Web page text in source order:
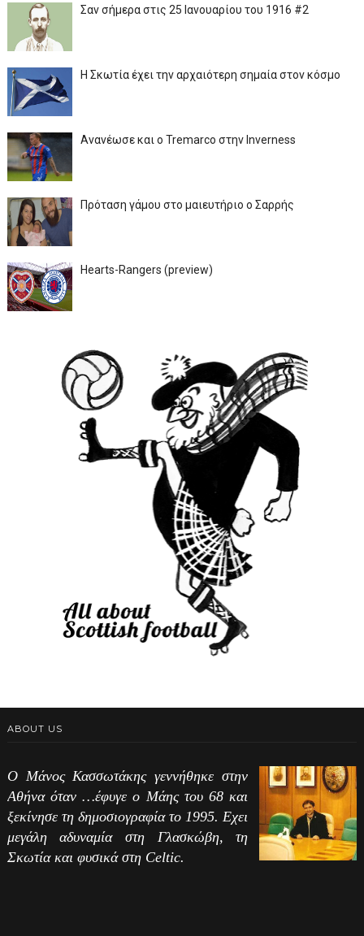
Σαν σήμερα στις 25 Ιανουαρίου του 1916 #2
Η Σκωτία έχει την αρχαιότερη σημαία στον κόσμο
Ανανέωσε και ο Tremarco στην Inverness
Πρόταση γάμου στο μαιευτήριο ο Σαρρής
Hearts-Rangers (preview)
ABOUT US
Ο Μάνος Κασσωτάκης γεννήθηκε στην
Αθήνα όταν …έφυγε ο Μάης του 68 και
ξεκίνησε τη δημοσιογραφία το 1995. Εχει
μεγάλη αδυναμία στη Γλασκώβη, τη
Σκωτία και φυσικά στη Celtic.